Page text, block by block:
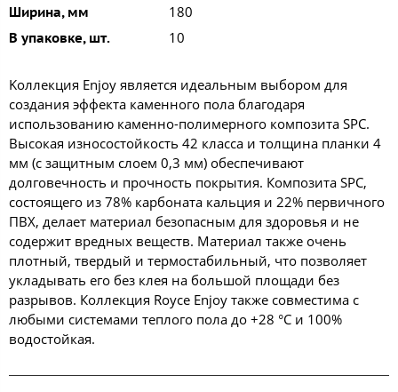
Ширина, мм 180
В упаковке, шт. 10
Kоллекция Enjoy является идеальным выбором для
создания эффекта каменного пола благодаря
использованию каменно-полимерного композита SPC.
Высокая износостойкость 42 класса и толщина планки 4
мм (с защитным слоем 0,3 мм) обеспечивают
долговечность и прочность покрытия. Композита SPC,
состоящего из 78% карбоната кальция и 22% первичного
ПВХ, делает материал безопасным для здоровья и не
содержит вредных веществ. Материал также очень
плотный, твердый и термостабильный, что позволяет
укладывать его без клея на большой площади без
разрывов. Коллекция Royce Enjoy также совместима с
любыми системами теплого пола до +28 °C и 100%
водостойкая.